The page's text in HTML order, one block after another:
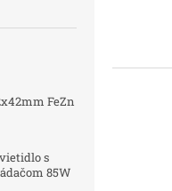
FeZn
s
85W